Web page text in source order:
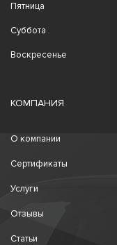
Пятница
Суббота
Воскресенье
КОМПАНИЯ
О компании
Сертификаты
Услуги
Отзывы
Статьи